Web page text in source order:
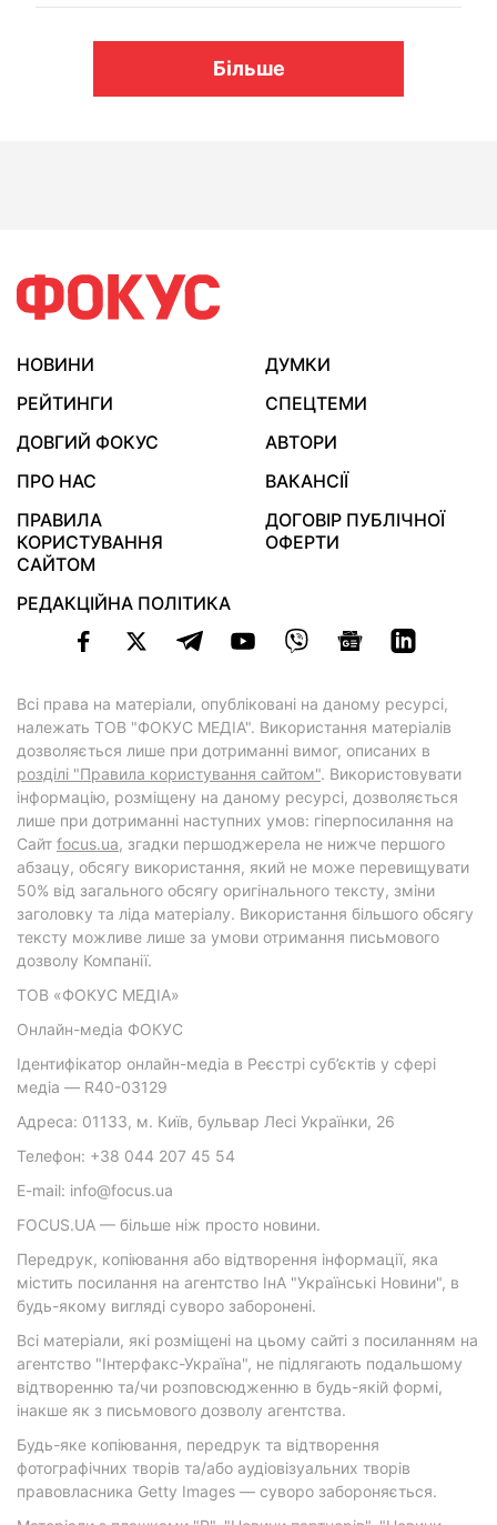
Більше
НОВИНИ
ДУМКИ
РЕЙТИНГИ
СПЕЦТЕМИ
ДОВГИЙ ФОКУС
АВТОРИ
ПРО НАС
ВАКАНСІЇ
ПРАВИЛА
КОРИСТУВАННЯ
САЙТОМ
ДОГОВІР ПУБЛІЧНОЇ
ОФЕРТИ
РЕДАКЦІЙНА ПОЛІТИКА
Всі права на матеріали, опубліковані на даному ресурсі,
належать ТОВ "ФОКУС МЕДІА". Використання матеріалів
дозволяється лише при дотриманні вимог, описаних в
розділі "Правила користування сайтом". Використовувати
інформацію, розміщену на даному ресурсі, дозволяється
лише при дотриманні наступних умов: гіперпосилання на
Cайт focus.ua, згадки першоджерела не нижче першого
абзацу, обсягу використання, який не може перевищувати
50% від загального обсягу оригінального тексту, зміни
заголовку та ліда матеріалу. Використання більшого обсягу
тексту можливе лише за умови отримання письмового
дозволу Компанії.
ТОВ «ФОКУС МЕДІА»
Онлайн-медіа ФОКУС
Ідентифікатор онлайн-медіа в Реєстрі суб’єктів у сфері
медіа — R40-03129
Адреса: 01133, м. Київ, бульвар Лесі Українки, 26
Телефон: +38 044 207 45 54
E-mail: info@focus.ua
FOCUS.UA — більше ніж просто новини.
Передрук, копіювання або відтворення інформації, яка
містить посилання на агентство ІнА "Українські Новини", в
будь-якому вигляді суворо заборонені.
Всі матеріали, які розміщені на цьому сайті з посиланням на
агентство "Інтерфакс-Україна", не підлягають подальшому
відтворенню та/чи розповсюдженню в будь-якій формі,
інакше як з письмового дозволу агентства.
Будь-яке копіювання, передрук та відтворення
фотографічних творів та/або аудіовізуальних творів
правовласника Getty Images — суворо забороняється.